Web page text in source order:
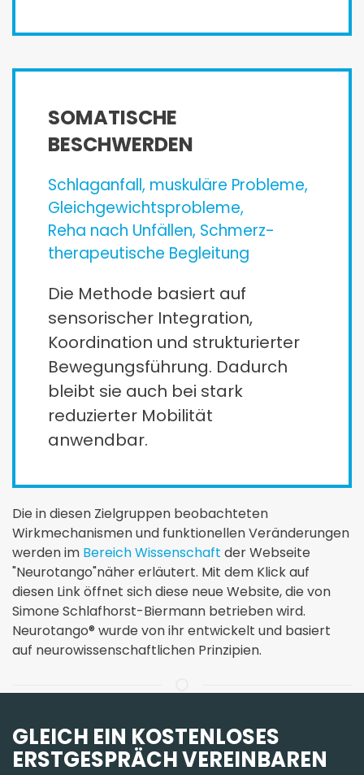
SOMATISCHE
BESCHWERDEN
Schlaganfall, muskuläre Probleme,
Gleichgewichts­probleme,
Reha nach Unfällen, Schmerz­­
therapeutische Begleitung
Die Methode basiert auf
sensorischer Integration,
Koordination und strukturierter
Bewegungsführung. Dadurch
bleibt sie auch bei stark
reduzierter Mobilität
anwendbar.
Die in diesen Zielgruppen beobachteten
Wirkmechanismen und funktionellen Veränderungen
werden im Bereich Wissenschaft der Webseite
"Neurotango"näher erläutert. Mit dem Klick auf
diesen Link öffnet sich diese neue Website, die von
Simone Schlafhorst-Biermann betrieben wird.
Neurotango® wurde von ihr entwickelt und basiert
auf neurowissenschaftlichen Prinzipien.
GLEICH EIN KOSTENLOSES
ERSTGESPRÄCH VEREINBAREN